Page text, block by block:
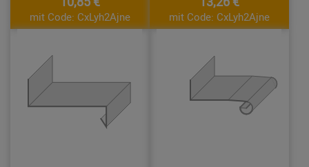
mit Code: CxLyh2Ajne mit Code: CxLyh2Ajne